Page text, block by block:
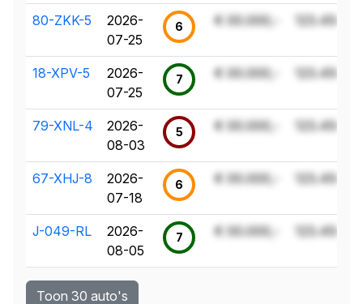
80-ZKK-5
2026-
07-25
6 € 00.000,- 123.456 km
18-XPV-5
2026-
07-25
7 € 00.000,- 123.456 km
79-XNL-4
2026-
08-03
5 € 00.000,- 123.456 km
67-XHJ-8
2026-
07-18
6 € 00.000,- 123.456 km
J-049-RL
2026-
08-05
7 € 00.000,- 123.456 km
Toon 30 auto's